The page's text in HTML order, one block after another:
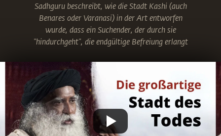
Sadhguru beschreibt, wie die Stadt Kashi (auch
Benares oder Varanasi) in der Art entworfen
wurde, dass ein Suchender, der durch sie
"hindurchgeht", die endgültige Befreiung erlangt